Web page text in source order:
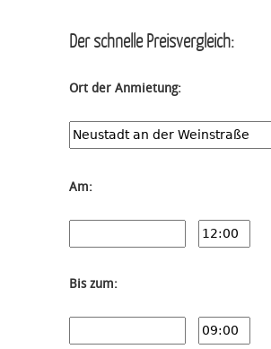
Der schnelle Preisvergleich:
Ort der Anmietung:
Am:
Bis zum: